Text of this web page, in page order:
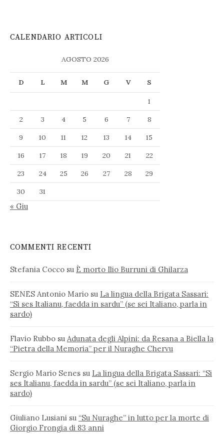
CALENDARIO ARTICOLI
AGOSTO 2026
D L M M G V S
1
2
3 4 5 6 7
8
9
10 11 12 13 14
15
16
17 18 19 20 21
22
23
24 25 26 27 28
29
30
31
« Giu
COMMENTI RECENTI
Stefania Cocco su È morto Ilio Burruni di Ghilarza
SENES Antonio Mario su La lingua della Brigata Sassari:
“Si ses Italianu, faedda in sardu” (se sei Italiano, parla in
sardo)
Flavio Rubbo su Adunata degli Alpini: da Resana a Biella la
“Pietra della Memoria” per il Nuraghe Chervu
Sergio Mario Senes su La lingua della Brigata Sassari: “Si
ses Italianu, faedda in sardu” (se sei Italiano, parla in
sardo)
Giuliano Lusiani su “Su Nuraghe” in lutto per la morte di
Giorgio Frongia di 83 anni